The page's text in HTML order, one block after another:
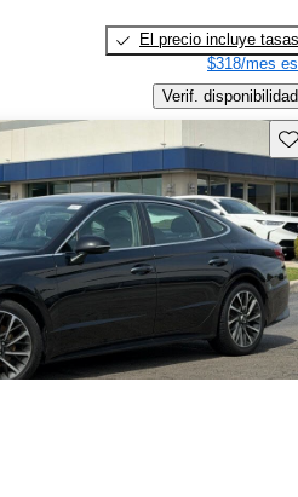
El precio incluye tasas
$318/mes
Verif. disponibilidad